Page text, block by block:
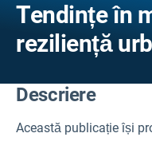
Tendințe în
reziliență
Descriere
Această publicație își